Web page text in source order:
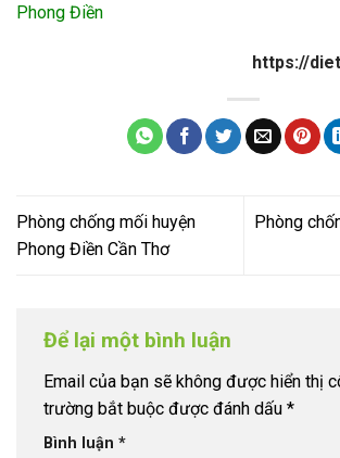
Phong Điền
https://
Phòng chống mối huyện
Phong Điền Cần Thơ
Phòng
Để lại một bình luận
Email của bạn sẽ không được hiển thị
trường bắt buộc được đánh dấu *
Bình luận *